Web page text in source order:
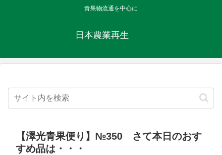
青果物流通を中心に
日本農業再生
【澤光青果便り】№350 さて本日のおす
すめ品は・・・